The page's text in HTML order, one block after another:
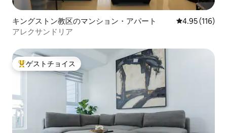
キングストン教区のマンション・アパート レビュー116
4.95 (116)
アレクサンドリア
大好評のゲストチョイスです。
ゲストチョイス